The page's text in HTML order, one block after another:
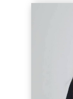
11
роки
real